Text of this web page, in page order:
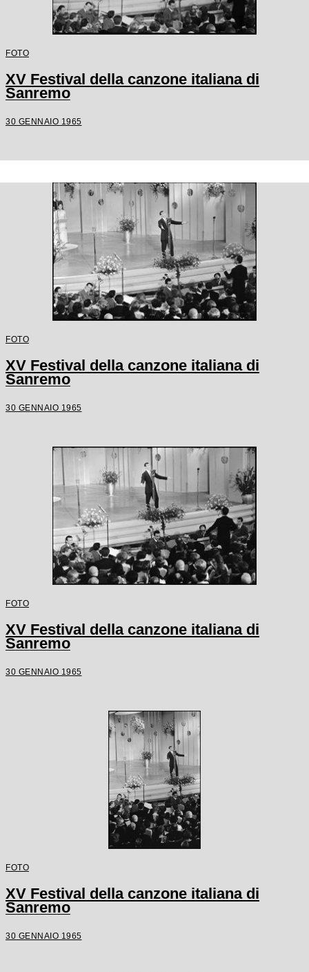
FOTO
XV Festival della canzone italiana di
Sanremo
30 GENNAIO 1965
FOTO
XV Festival della canzone italiana di
Sanremo
30 GENNAIO 1965
FOTO
XV Festival della canzone italiana di
Sanremo
30 GENNAIO 1965
FOTO
XV Festival della canzone italiana di
Sanremo
30 GENNAIO 1965